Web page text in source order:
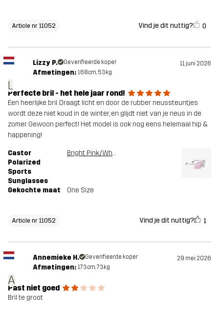
Article nr 11052 Vind je dit nuttig? 0
L
Lizzy P. Geverifieerde koper 11 juni 2026
Afmetingen: 168cm, 53kg
Perfecte bril - het hele jaar rond!
Een heerlijke bril. Draagt licht en door de rubber neussteuntjes
wordt deze niet koud in de winter, en glijdt niet van je neus in de
zomer. Gewoon perfect! Het model is ook nog eens helemaal hip &
happening!
Castor
Polarized
Sports
Sunglasses
Bright Pink/White
Gekochte maat One Size
Article nr 11052 Vind je dit nuttig? 1
A
Annemieke H. Geverifieerde koper 29 mei 2026
Afmetingen: 173cm, 73kg
Past niet goed
Bril te groot